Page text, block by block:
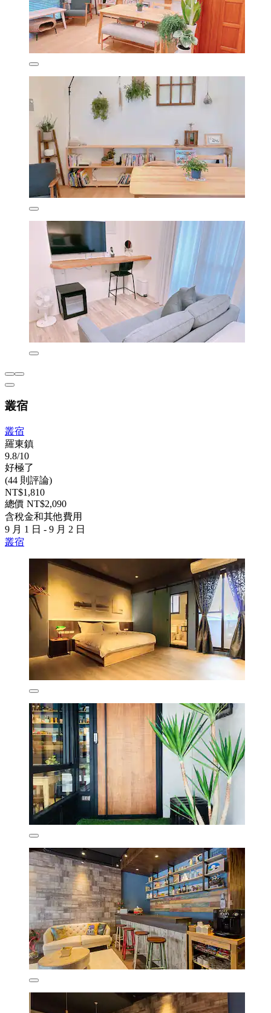
叢宿
叢宿
羅東鎮
9.8/10
好極了
(44 則評論)
NT$1,810
總價 NT$2,090
含稅金和其他費用
9 月 1 日 - 9 月 2 日
叢宿